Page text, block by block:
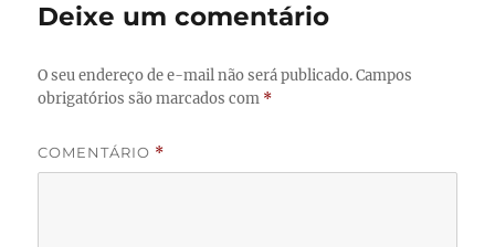
Deixe um comentário
O seu endereço de e-mail não será publicado. Campos
obrigatórios são marcados com *
COMENTÁRIO *